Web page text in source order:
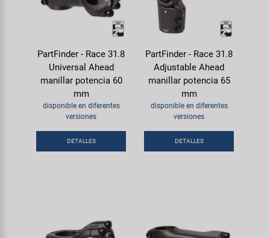
PartFinder - Race 31.8
Universal Ahead
manillar potencia 60
mm
disponible en diferentes
versiones
DETALLES
PartFinder - Race 31.8
Adjustable Ahead
manillar potencia 65
mm
disponible en diferentes
versiones
DETALLES